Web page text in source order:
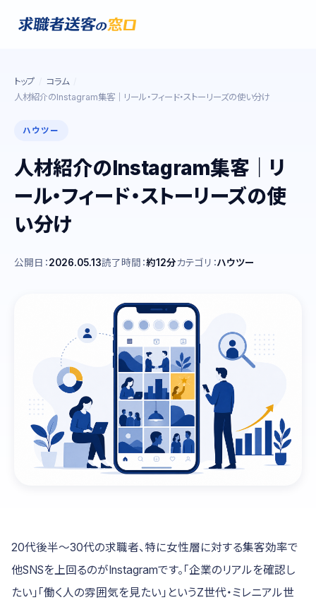
トップ
コラム
人材紹介のInstagram集客｜リール・フィード・ストーリーズの使い分け
ハウツー
人材紹介のInstagram集客｜リ
ール・フィード・ストーリーズの使
い分け
公開日：2026.05.13読了時間：約12分カテゴリ：ハウツー
20代後半〜30代の求職者、特に女性層に対する集客効率で
他SNSを上回るのがInstagramです。「企業のリアルを確認し
たい」「働く人の雰囲気を見たい」というZ世代・ミレニアル世